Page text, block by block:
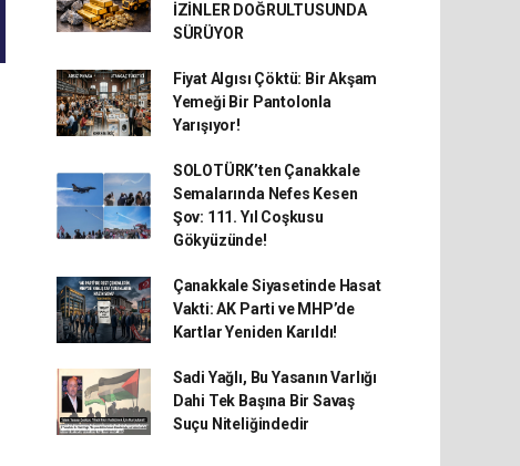
İZİNLER DOĞRULTUSUNDA
SÜRÜYOR
Fiyat Algısı Çöktü: Bir Akşam
Yemeği Bir Pantolonla
Yarışıyor!
SOLOTÜRK’ten Çanakkale
Semalarında Nefes Kesen
Şov: 111. Yıl Coşkusu
Gökyüzünde!
Çanakkale Siyasetinde Hasat
Vakti: AK Parti ve MHP’de
Kartlar Yeniden Karıldı!
Sadi Yağlı, Bu Yasanın Varlığı
Dahi Tek Başına Bir Savaş
Suçu Niteliğindedir